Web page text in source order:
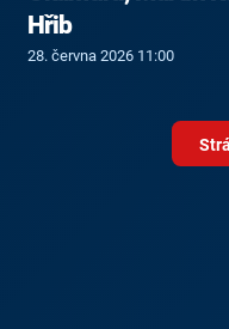
Hřib
28. června 2026 11:00